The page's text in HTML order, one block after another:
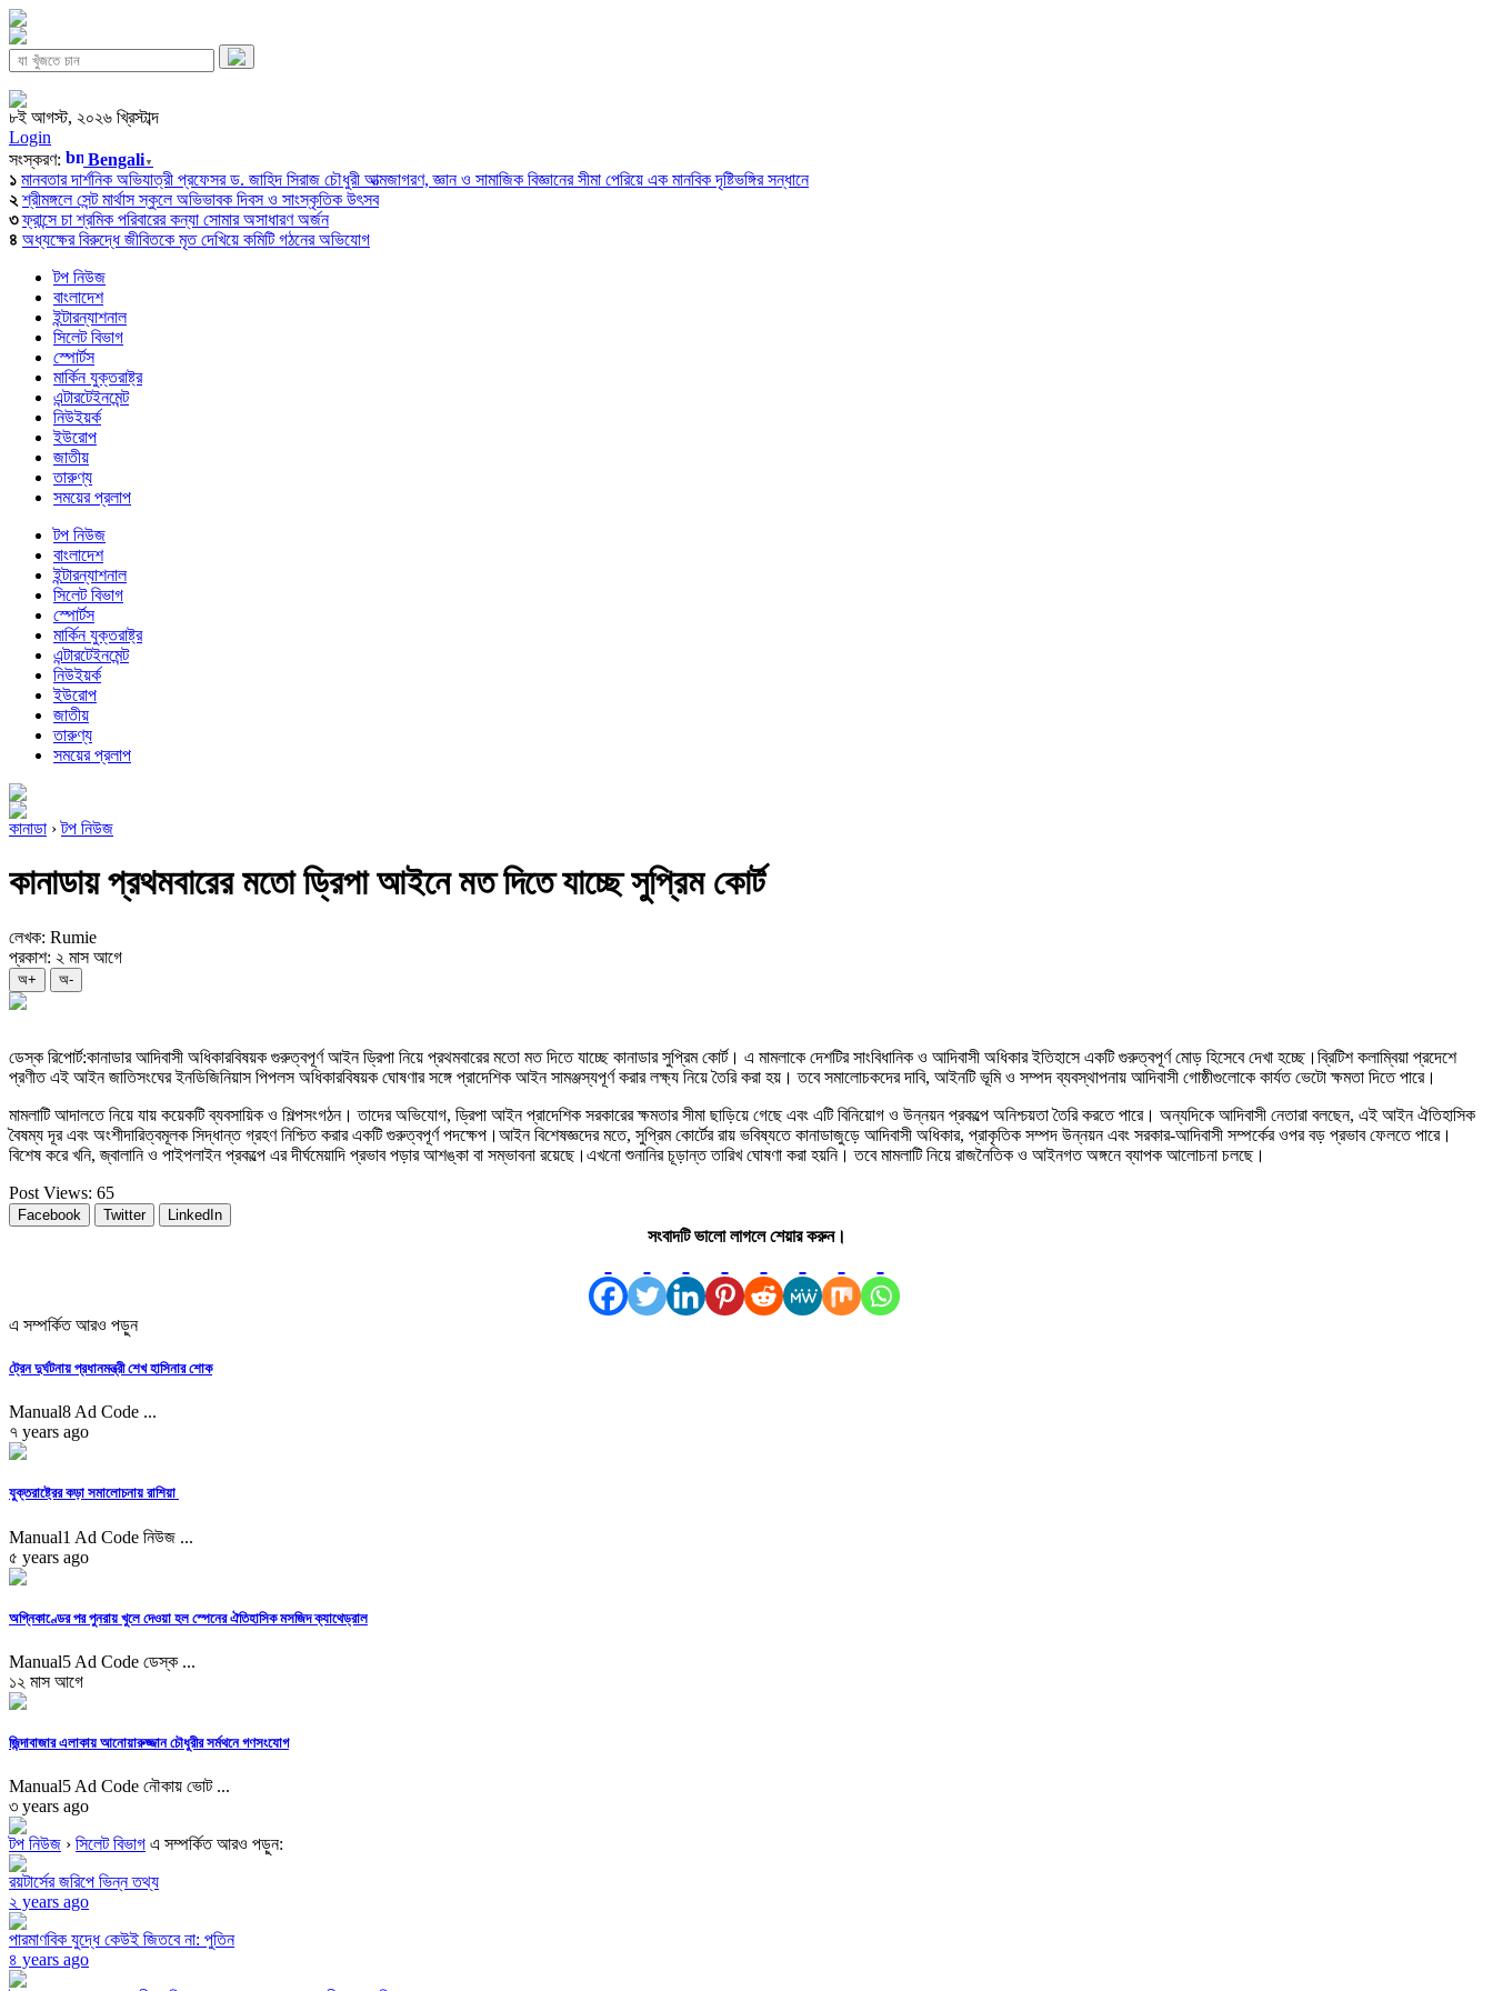
৮ই আগস্ট, ২০২৬ খ্রিস্টাব্দ
Login
সংস্করণ:
Bengali▼
১ মানবতার দার্শনিক অভিযাত্রী প্রফেসর ড. জাহিদ সিরাজ চৌধুরী আত্মজাগরণ, জ্ঞান ও সামাজিক বিজ্ঞানের সীমা পেরিয়ে এক মানবিক দৃষ্টিভঙ্গির সন্ধানে
২ শ্রীমঙ্গলে সেন্ট মার্থাস স্কুলে অভিভাবক দিবস ও সাংস্কৃতিক উৎসব
৩ ফ্রান্সে চা শ্রমিক পরিবারের কন্যা সোমার অসাধারণ অর্জন
৪ অধ্যক্ষের বিরুদ্ধে জীবিতকে মৃত দেখিয়ে কমিটি গঠনের অভিযোগ
টপ নিউজ
বাংলাদেশ
ইন্টারন্যাশনাল
সিলেট বিভাগ
স্পোর্টস
মার্কিন যুক্তরাষ্ট্র
এন্টারটেইনমেন্ট
নিউইয়র্ক
ইউরোপ
জাতীয়
তারুণ্য
সময়ের প্রলাপ
টপ নিউজ
বাংলাদেশ
ইন্টারন্যাশনাল
সিলেট বিভাগ
স্পোর্টস
মার্কিন যুক্তরাষ্ট্র
এন্টারটেইনমেন্ট
নিউইয়র্ক
ইউরোপ
জাতীয়
তারুণ্য
সময়ের প্রলাপ
কানাডা ›টপ নিউজ
কানাডায় প্রথমবারের মতো ড্রিপা আইনে মত দিতে যাচ্ছে সুপ্রিম কোর্ট
লেখক: Rumie
প্রকাশ: ২ মাস আগে
অ+ অ-
ডেস্ক রিপোর্ট:কানাডার আদিবাসী অধিকারবিষয়ক গুরুত্বপূর্ণ আইন ড্রিপা নিয়ে প্রথমবারের মতো মত দিতে যাচ্ছে কানাডার সুপ্রিম কোর্ট। এ মামলাকে দেশটির সাংবিধানিক ও আদিবাসী অধিকার ইতিহাসে একটি গুরুত্বপূর্ণ মোড় হিসেবে দেখা হচ্ছে।ব্রিটিশ কলাম্বিয়া প্রদেশে
প্রণীত এই আইন জাতিসংঘের ইনডিজিনিয়াস পিপলস অধিকারবিষয়ক ঘোষণার সঙ্গে প্রাদেশিক আইন সামঞ্জস্যপূর্ণ করার লক্ষ্য নিয়ে তৈরি করা হয়। তবে সমালোচকদের দাবি, আইনটি ভূমি ও সম্পদ ব্যবস্থাপনায় আদিবাসী গোষ্ঠীগুলোকে কার্যত ভেটো ক্ষমতা দিতে পারে।
মামলাটি আদালতে নিয়ে যায় কয়েকটি ব্যবসায়িক ও শিল্পসংগঠন। তাদের অভিযোগ, ড্রিপা আইন প্রাদেশিক সরকারের ক্ষমতার সীমা ছাড়িয়ে গেছে এবং এটি বিনিয়োগ ও উন্নয়ন প্রকল্পে অনিশ্চয়তা তৈরি করতে পারে। অন্যদিকে আদিবাসী নেতারা বলছেন, এই আইন ঐতিহাসিক
বৈষম্য দূর এবং অংশীদারিত্বমূলক সিদ্ধান্ত গ্রহণ নিশ্চিত করার একটি গুরুত্বপূর্ণ পদক্ষেপ।আইন বিশেষজ্ঞদের মতে, সুপ্রিম কোর্টের রায় ভবিষ্যতে কানাডাজুড়ে আদিবাসী অধিকার, প্রাকৃতিক সম্পদ উন্নয়ন এবং সরকার-আদিবাসী সম্পর্কের ওপর বড় প্রভাব ফেলতে পারে।
বিশেষ করে খনি, জ্বালানি ও পাইপলাইন প্রকল্পে এর দীর্ঘমেয়াদি প্রভাব পড়ার আশঙ্কা বা সম্ভাবনা রয়েছে।এখনো শুনানির চূড়ান্ত তারিখ ঘোষণা করা হয়নি। তবে মামলাটি নিয়ে রাজনৈতিক ও আইনগত অঙ্গনে ব্যাপক আলোচনা চলছে।
Post Views: 65
Facebook Twitter LinkedIn
সংবাদটি ভালো লাগলে শেয়ার করুন।
এ সম্পর্কিত আরও পড়ুন
ট্রেন দুর্ঘটনায় প্রধানমন্ত্রী শেখ হাসিনার শোক
Manual8 Ad Code ...
৭ years ago
যুক্তরাষ্ট্রের কড়া সমালোচনায় রাশিয়া
Manual1 Ad Code নিউজ ...
৫ years ago
অগ্নিকাণ্ডের পর পুনরায় খুলে দেওয়া হল স্পেনের ঐতিহাসিক মসজিদ ক্যাথেড্রাল
Manual5 Ad Code ডেস্ক ...
১২ মাস আগে
জিন্দাবাজার এলাকায় আনোয়ারুজ্জান চৌধুরীর সর্মথনে গণসংযোগ
Manual5 Ad Code নৌকায় ভোট ...
৩ years ago
টপ নিউজ › সিলেট বিভাগ এ সম্পর্কিত আরও পড়ুন:
রয়টার্সের জরিপে ভিন্ন তথ্য
২ years ago
পারমাণবিক যুদ্ধে কেউই জিতবে না: পুতিন
৪ years ago